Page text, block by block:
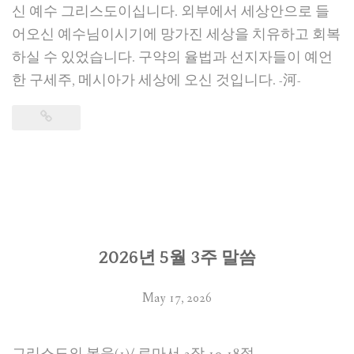
신 예수 그리스도이십니다. 외부에서 세상안으로 들
어오신 예수님이시기에 망가진 세상을 치유하고 회복
하실 수 있었습니다. 구약의 율법과 선지자들이 예언
한 구세주, 메시아가 세상에 오신 것입니다. -河-
2026년 5월 3주 말씀
May 17, 2026